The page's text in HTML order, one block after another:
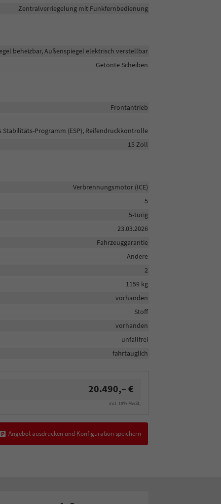
Zentralverriegelung mit Funkfernbedienung
beheizbar, Außenspiegel elektrisch verstellbar
Getönte Scheiben
Frontantrieb
Programm (ESP), Reifendruckkontrolle
15 Zoll
Verbrennungsmotor (ICE)
5
5-türig
23.03.2026
Fahrzeuggarantie
Andere
2
1159 kg
vorhanden
Stoff
vorhanden
unfallfrei
fahrtauglich
20.490,– €
incl. 19% MwSt.,
Angebot ausdrucken und Konfiguration speichern